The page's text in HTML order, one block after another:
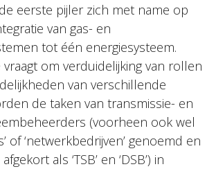
eerste pijler zich met name op
van gas- en
tot één energiesysteem.
vraagt om verduidelijking van rollen
van verschillende
de taken van transmissie- en
(voorheen ook wel
of ‘netwerkbedrijven’ genoemd en
als ‘TSB’ en ‘DSB’) in